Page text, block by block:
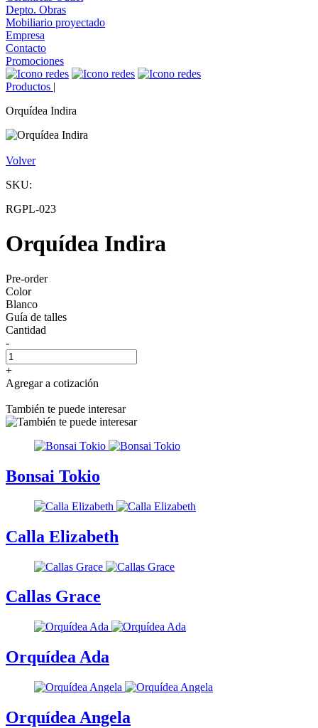
Depto. Obras
Mobiliario proyectado
Empresa
Contacto
Promociones
Productos |
Orquídea Indira
Volver
SKU:
RGPL-023
Orquídea Indira
Pre-order
Color
Blanco
Guía de talles
Cantidad
-
+
Agregar a cotización
También te puede interesar
Bonsai Tokio
Calla Elizabeth
Callas Grace
Orquídea Ada
Orquídea Angela